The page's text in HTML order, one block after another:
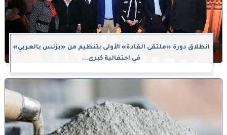
انطلاق دورة «ملتقى القادة» الأولى بتنظيم من «بزنس بالعربي»
في احتفالية كبرى...